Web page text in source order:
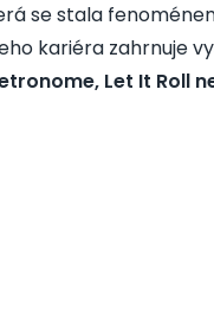
se stala
kariéra zahrnuje
Let It Roll